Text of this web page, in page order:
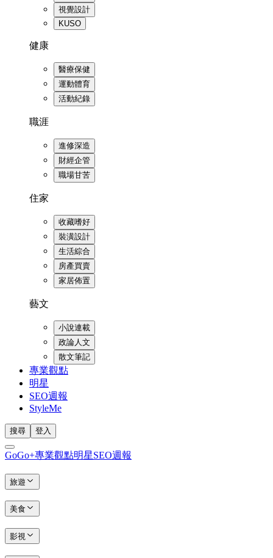
視覺設計
KUSO
健康
醫療保健
運動體育
活動紀錄
職涯
進修深造
財經企管
職場甘苦
住家
收藏嗜好
裝潢設計
生活綜合
房產買賣
家居佈置
藝文
小說連載
政論人文
散文筆記
專業觀點
明星
SEO週報
StyleMe
搜尋 登入
GoGo+專業觀點明星SEO週報
旅遊
美食
影視